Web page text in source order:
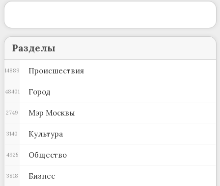
Разделы
Происшествия
14889
Город
48401
Мэр Москвы
2749
Культура
3140
Общество
4925
Бизнес
3818